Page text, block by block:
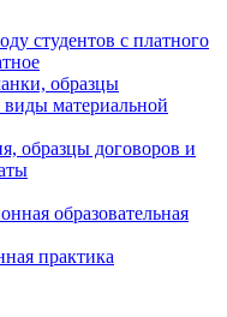
студентов с платного
образцы
материальной
образцы договоров и
образовательная
практика